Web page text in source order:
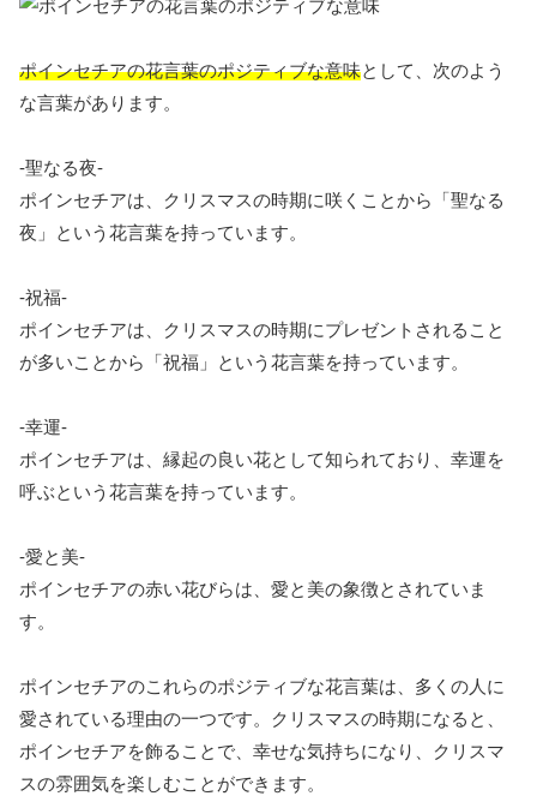
ポインセチアの花言葉のポジティブな意味として、次のよう
な言葉があります。
-聖なる夜-
ポインセチアは、クリスマスの時期に咲くことから「聖なる
夜」という花言葉を持っています。
-祝福-
ポインセチアは、クリスマスの時期にプレゼントされること
が多いことから「祝福」という花言葉を持っています。
-幸運-
ポインセチアは、縁起の良い花として知られており、幸運を
呼ぶという花言葉を持っています。
-愛と美-
ポインセチアの赤い花びらは、愛と美の象徴とされていま
す。
ポインセチアのこれらのポジティブな花言葉は、多くの人に
愛されている理由の一つです。クリスマスの時期になると、
ポインセチアを飾ることで、幸せな気持ちになり、クリスマ
スの雰囲気を楽しむことができます。